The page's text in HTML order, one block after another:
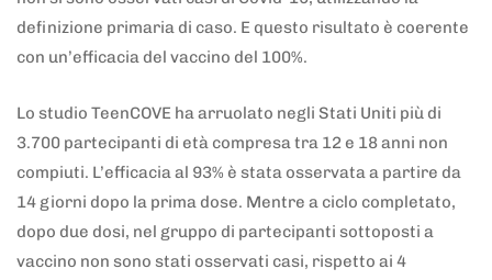
definizione primaria di caso. E questo risultato è coerente
con un’efficacia del vaccino del 100%.
Lo studio TeenCOVE ha arruolato negli Stati Uniti più di
3.700 partecipanti di età compresa tra 12 e 18 anni non
compiuti. L’efficacia al 93% è stata osservata a partire da
14 giorni dopo la prima dose. Mentre a ciclo completato,
dopo due dosi, nel gruppo di partecipanti sottoposti a
vaccino non sono stati osservati casi, rispetto ai 4